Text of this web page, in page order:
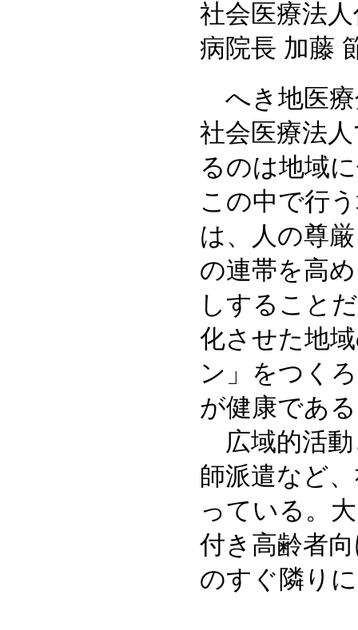
社会医療法
病院長 加藤
へき地医療
社会医療法
るのは地域
この中で行
は、人の尊
の連帯を高
しすること
化させた地
ン」をつく
が健康であ
広域的活動
師派遣など
っている。
付き高齢者
のすぐ隣り